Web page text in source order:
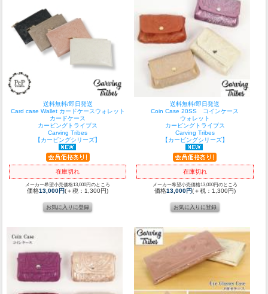
送料無料/即日発送
Card case Wallet カードケースウォレット
カードケース
カービングトライブス
Carving Tribes
【カービングシリーズ】
在庫切れ
メーカー希望小売価格13,000円のところ
価格13,000円(＋税：1,300円)
送料無料/即日発送
Coin Case 20SS コインケース
ウォレット
カービングトライブス
Carving Tribes
【カービングシリーズ】
在庫切れ
メーカー希望小売価格13,000円のところ
価格13,000円(＋税：1,300円)